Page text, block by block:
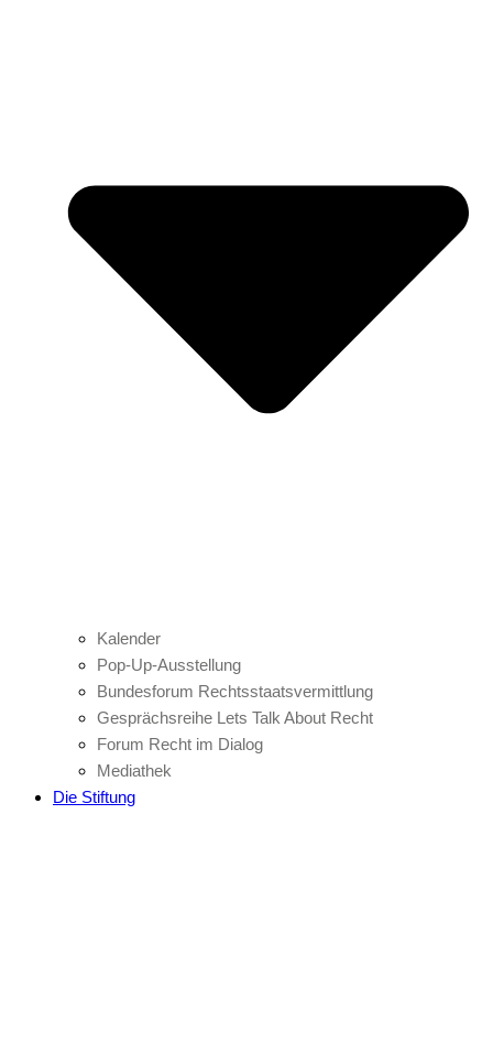
Kalender
Pop-Up-Ausstellung
Bundesforum Rechtsstaatsvermittlung
Gesprächsreihe Lets Talk About Recht
Forum Recht im Dialog
Mediathek
Die Stiftung